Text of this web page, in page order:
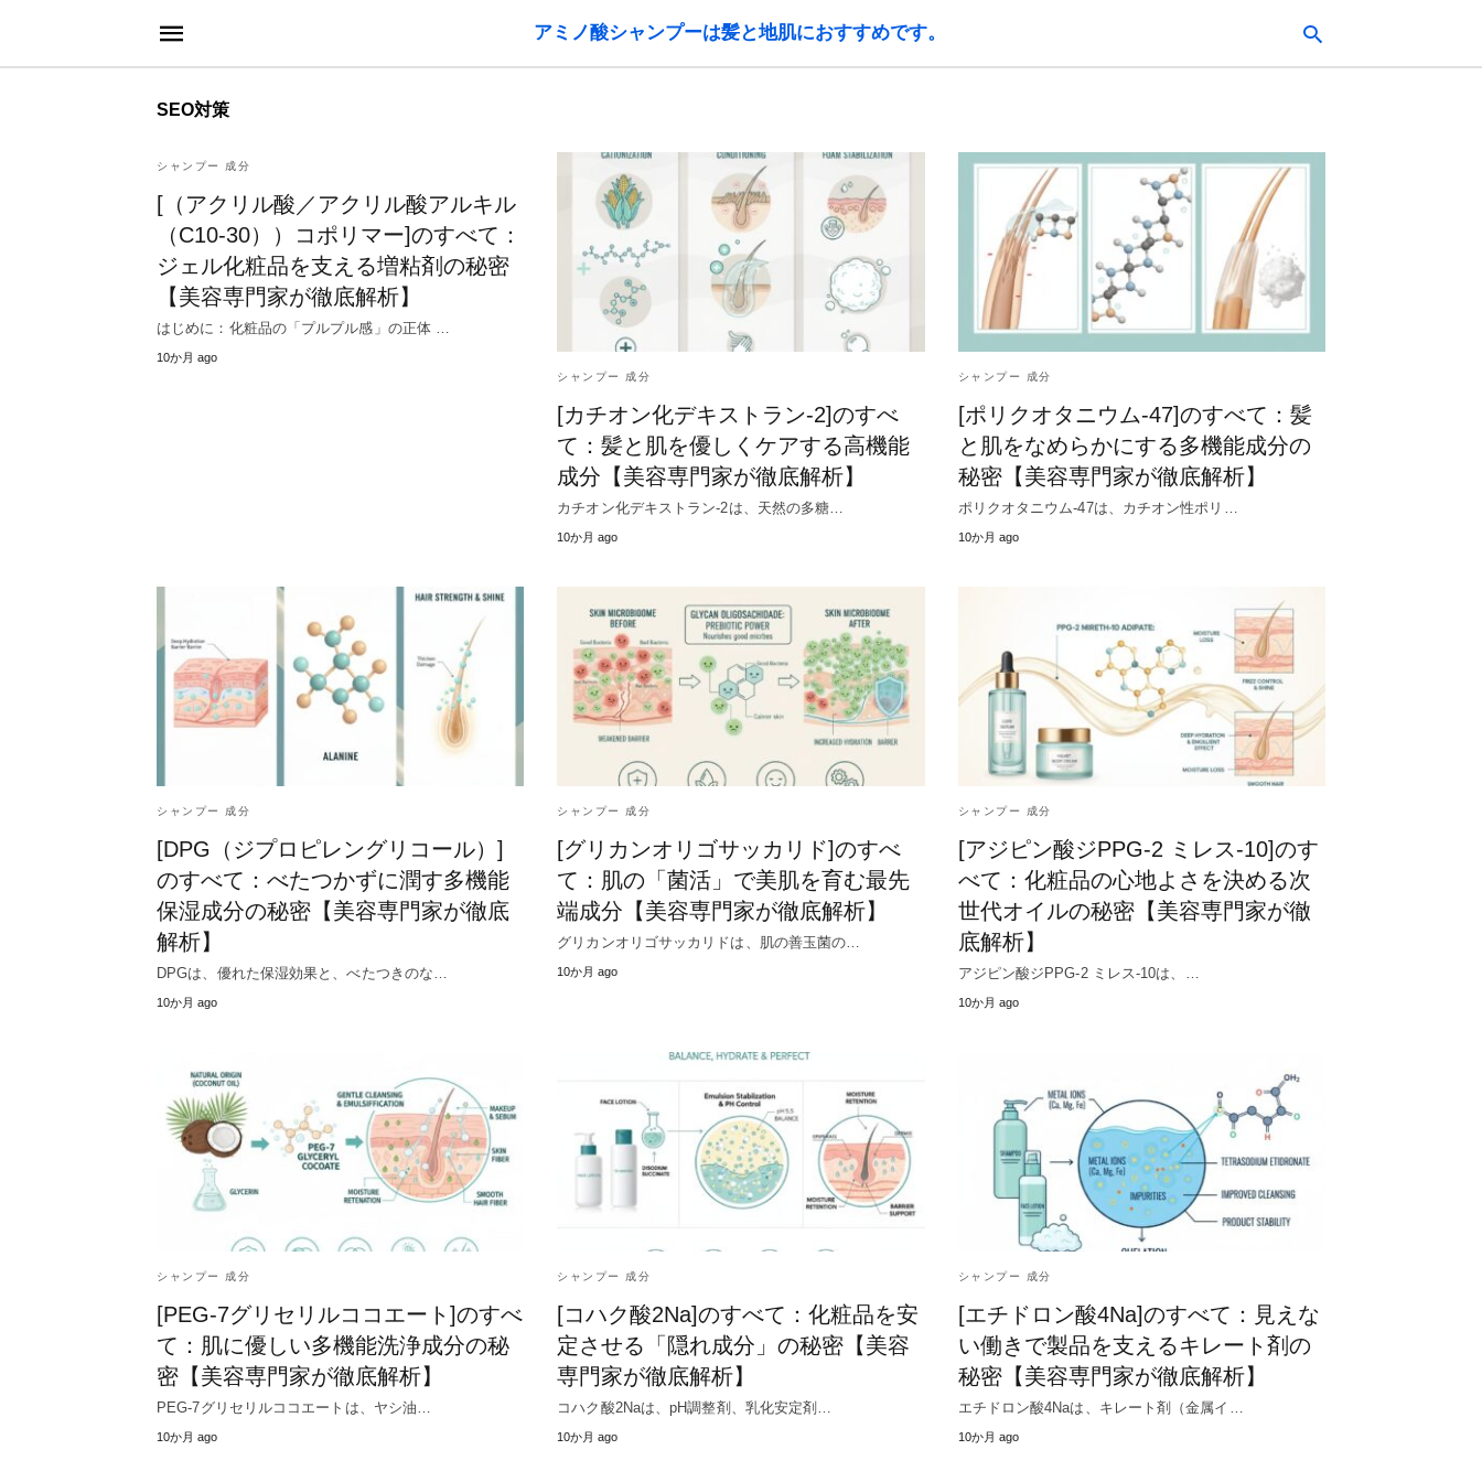
アミノ酸シャンプーは髪と地肌におすすめです。
SEO対策
シャンプー 成分
[（アクリル酸／アクリル酸アルキル
（C10-30））コポリマー]のすべて：
ジェル化粧品を支える増粘剤の秘密
【美容専門家が徹底解析】
はじめに：化粧品の「プルプル感」の正体 …
10か月 ago
シャンプー 成分
[カチオン化デキストラン-2]のすべ
て：髪と肌を優しくケアする高機能
成分【美容専門家が徹底解析】
カチオン化デキストラン-2は、天然の多糖…
10か月 ago
シャンプー 成分
[ポリクオタニウム-47]のすべて：髪
と肌をなめらかにする多機能成分の
秘密【美容専門家が徹底解析】
ポリクオタニウム-47は、カチオン性ポリ…
10か月 ago
シャンプー 成分
[DPG（ジプロピレングリコール）]
のすべて：べたつかずに潤す多機能
保湿成分の秘密【美容専門家が徹底
解析】
DPGは、優れた保湿効果と、べたつきのな…
10か月 ago
シャンプー 成分
[グリカンオリゴサッカリド]のすべ
て：肌の「菌活」で美肌を育む最先
端成分【美容専門家が徹底解析】
グリカンオリゴサッカリドは、肌の善玉菌の…
10か月 ago
シャンプー 成分
[アジピン酸ジPPG-2 ミレス-10]のす
べて：化粧品の心地よさを決める次
世代オイルの秘密【美容専門家が徹
底解析】
アジピン酸ジPPG-2 ミレス-10は、…
10か月 ago
シャンプー 成分
[PEG-7グリセリルココエート]のすべ
て：肌に優しい多機能洗浄成分の秘
密【美容専門家が徹底解析】
PEG-7グリセリルココエートは、ヤシ油…
10か月 ago
シャンプー 成分
[コハク酸2Na]のすべて：化粧品を安
定させる「隠れ成分」の秘密【美容
専門家が徹底解析】
コハク酸2Naは、pH調整剤、乳化安定剤…
10か月 ago
シャンプー 成分
[エチドロン酸4Na]のすべて：見えな
い働きで製品を支えるキレート剤の
秘密【美容専門家が徹底解析】
エチドロン酸4Naは、キレート剤（金属イ…
10か月 ago